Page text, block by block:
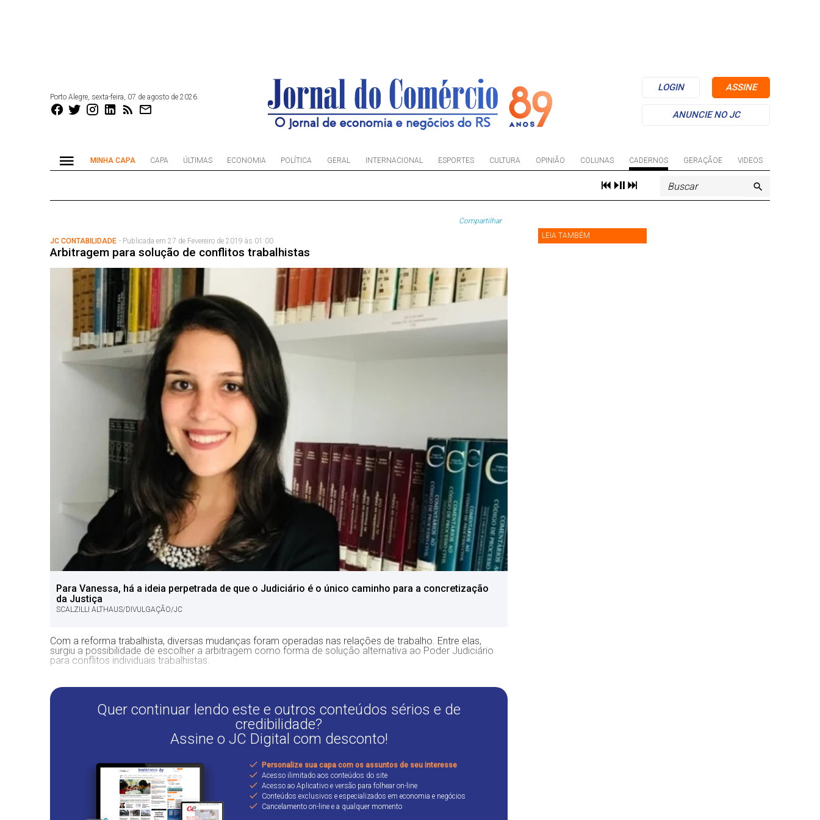
Porto Alegre, sexta-feira, 07 de agosto de 2026.
LOGIN ASSINE
ANUNCIE NO JC
MINHA CAPA CAPA ÚLTIMAS ECONOMIA POLÍTICA GERAL INTERNACIONAL ESPORTES CULTURA OPINIÃO COLUNAS CADERNOS GERAÇÃOE VIDEOS
Compartilhar
JC CONTABILIDADE - Publicada em 27 de Fevereiro de 2019 às 01:00
Arbitragem para solução de conflitos trabalhistas
Para Vanessa, há a ideia perpetrada de que o Judiciário é o único caminho para a concretização
da Justiça
SCALZILLI ALTHAUS/DIVULGAÇÃO/JC
Com a reforma trabalhista, diversas mudanças foram operadas nas relações de trabalho. Entre elas,
surgiu a possibilidade de escolher a arbitragem como forma de solução alternativa ao Poder Judiciário
para conflitos individuais trabalhistas.
Quer continuar lendo este e outros conteúdos sérios e de
credibilidade?
Assine o JC Digital com desconto!
Personalize sua capa com os assuntos de seu interesse
Acesso ilimitado aos conteúdos do site
Acesso ao Aplicativo e versão para folhear on-line
Conteúdos exclusivos e especializados em economia e negócios
Cancelamento on-line e a qualquer momento
LEIA TAMBÉM